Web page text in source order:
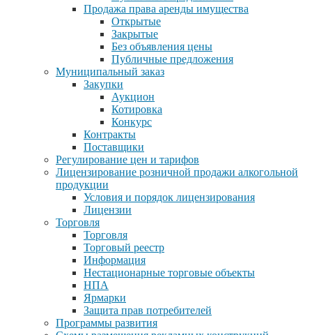
Продажа права аренды имущества
Открытые
Закрытые
Без объявления цены
Публичные предложения
Муниципальный заказ
Закупки
Аукцион
Котировка
Конкурс
Контракты
Поставщики
Регулирование цен и тарифов
Лицензирование розничной продажи алкогольной
продукции
Условия и порядок лицензирования
Лицензии
Торговля
Торговля
Торговый реестр
Информация
Нестационарные торговые объекты
НПА
Ярмарки
Защита прав потребителей
Программы развития